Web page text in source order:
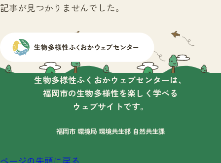
記事が見つかりませんでした。
生物多様性ふくおかウェブセンターは、
福岡市の生物多様性を楽しく学べる
ウェブサイトです。
福岡市 環境局 環境共生部 自然共生課